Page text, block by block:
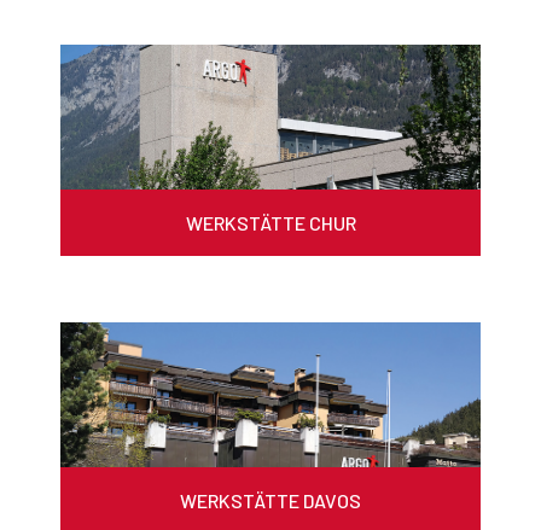
WERKSTÄTTE CHUR
WERKSTÄTTE DAVOS